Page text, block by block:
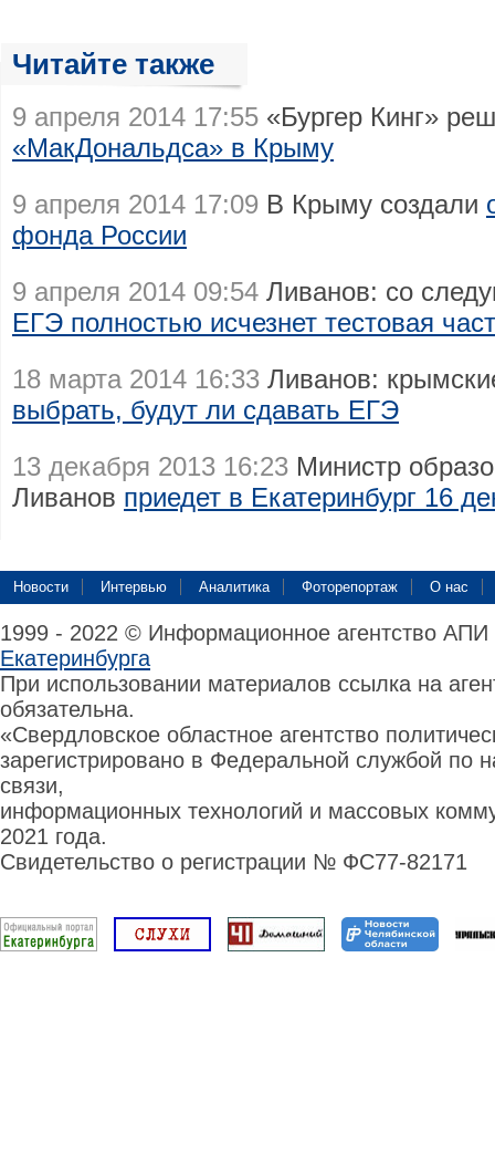
Читайте также
9 апреля 2014 17:55 «Бургер Кинг»
«МакДональдса» в Крыму
9 апреля 2014 17:09 В Крыму создали
фонда России
9 апреля 2014 09:54 Ливанов: со
ЕГЭ полностью исчезнет тестовая
18 марта 2014 16:33 Ливанов:
выбрать, будут ли сдавать ЕГЭ
13 декабря 2013 16:23 Министр
Ливанов приедет в Екатеринбург 16
Новости Интервью Аналитика Фоторепортаж О нас
1999 - 2022 © Информационное агентство
Екатеринбурга
При использовании материалов ссылка на
обязательна.
«Свердловское областное агентство
зарегистрировано в Федеральной службой по
связи,
информационных технологий и массовых
2021 года.
Свидетельство о регистрации № ФС77-82171